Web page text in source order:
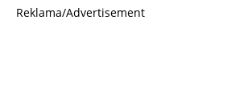
Reklama/Advertisement